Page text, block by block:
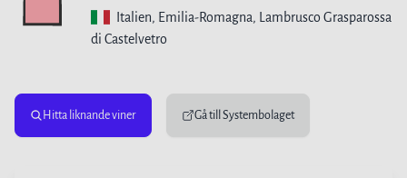
Italien, Emilia-Romagna, Lambrusco Grasparossa
di Castelvetro
Hitta liknande viner Gå till Systembolaget